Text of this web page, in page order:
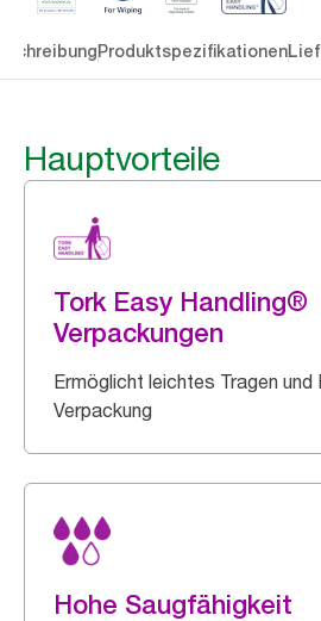
Produktspezifikationen
Hauptvorteile
Tork Easy Handling®
Verpackungen
Ermöglicht leichtes Tragen und
Verpackung
Hohe Saugfähigkeit